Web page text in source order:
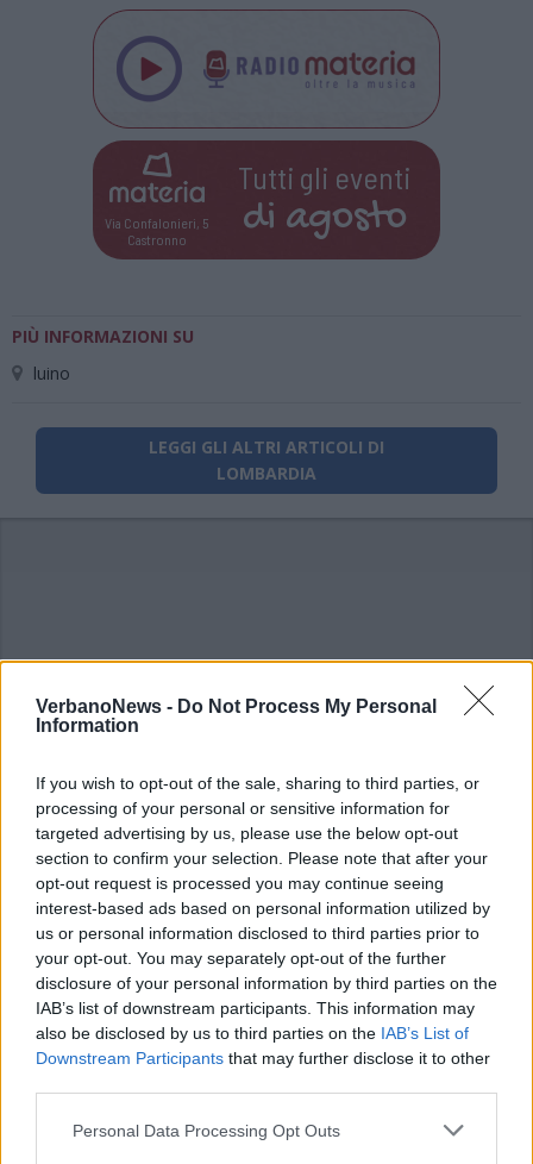
VerbanoNews - Do Not Process My Personal
Information
If you wish to opt-out of the sale, sharing to third parties, or
processing of your personal or sensitive information for
targeted advertising by us, please use the below opt-out
section to confirm your selection. Please note that after your
opt-out request is processed you may continue seeing
interest-based ads based on personal information utilized by
us or personal information disclosed to third parties prior to
your opt-out. You may separately opt-out of the further
disclosure of your personal information by third parties on the
IAB’s list of downstream participants. This information may
also be disclosed by us to third parties on the IAB’s List of
Downstream Participants that may further disclose it to other
Personal Data Processing Opt Outs
Via Confalonieri, 5
Castronno
Tutti gli eventi
di agosto
PIÙ INFORMAZIONI SU
luino
LEGGI GLI ALTRI ARTICOLI DI
LOMBARDIA